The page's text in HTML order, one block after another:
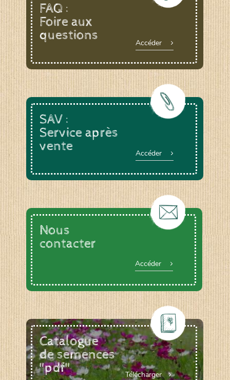
FAQ :
Foire aux
questions
Accéder
SAV :
Service après
vente
Accéder
Nous
contacter
Accéder
Catalogue
de semences
"pdf"
Télécharger